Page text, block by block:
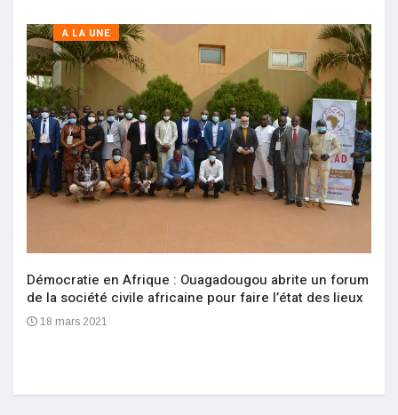
A LA UNE
Démocratie en Afrique : Ouagadougou abrite un forum
de la société civile africaine pour faire l’état des lieux
18 mars 2021